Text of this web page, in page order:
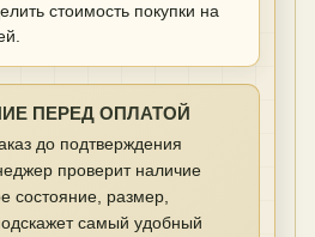
стоимость покупки на
ПЕРЕД ОПЛАТОЙ
до подтверждения
проверит наличие
состояние, размер,
самый удобный